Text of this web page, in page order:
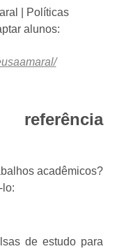
acadêmicos?
lo:
de estudo para